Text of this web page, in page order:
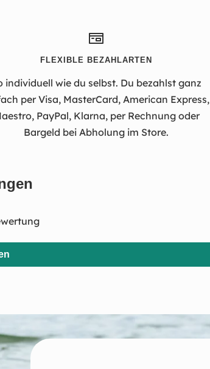
FLEXIBLE BEZAHLARTEN
individuell wie du selbst. Du bezahlst ganz
per Visa, MasterCard, American Express,
PayPal, Klarna, per Rechnung oder
Bargeld bei Abholung im Store.